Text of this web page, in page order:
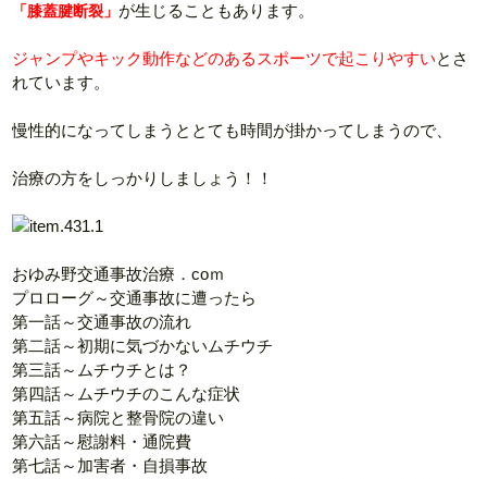
「膝蓋腱断裂」 が生じることもあります。
ジャンプやキック動作などのあるスポーツで起こりやすいとさ
れています。
慢性的になってしまうととても時間が掛かってしまうので、
治療の方をしっかりしましょう！！
おゆみ野交通事故治療．coｍ
プロローグ～交通事故に遭ったら
第一話～交通事故の流れ
第二話～初期に気づかないムチウチ
第三話～ムチウチとは？
第四話～ムチウチのこんな症状
第五話～病院と整骨院の違い
第六話～慰謝料・通院費
第七話～加害者・自損事故